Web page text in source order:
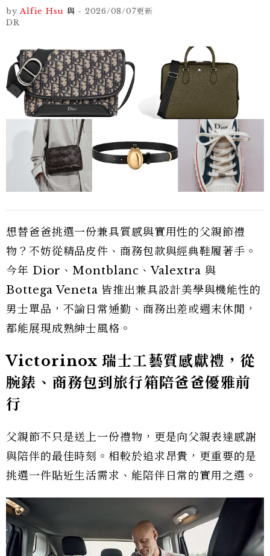
by Alfie Hsu 與 - 2026/08/07更新
DR
想替爸爸挑選一份兼具質感與實用性的父親節禮
物？不妨從精品皮件、商務包款與經典鞋履著手。
今年 Dior、Montblanc、Valextra 與
Bottega Veneta 皆推出兼具設計美學與機能性的
男士單品，不論日常通勤、商務出差或週末休閒，
都能展現成熟紳士風格。
Victorinox 瑞士工藝質感獻禮，從
腕錶、商務包到旅行箱陪爸爸優雅前
行
父親節不只是送上一份禮物，更是向父親表達感謝
與陪伴的最佳時刻。相較於追求昂貴，更重要的是
挑選一件貼近生活需求、能陪伴日常的實用之選。